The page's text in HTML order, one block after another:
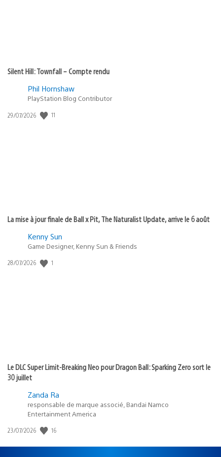
Silent Hill: Townfall – Compte rendu
Phil Hornshaw
PlayStation Blog Contributor
Date
29/07/2026 11
La mise à jour finale de Ball x Pit, The Naturalist Update, arrive le 6 août
Kenny Sun
Game Designer, Kenny Sun & Friends
Date
28/07/2026 1
Le DLC Super Limit-Breaking Neo pour Dragon Ball: Sparking Zero sort le
30 juillet
Zanda Ra
responsable de marque associé, Bandai Namco
Entertainment America
Date
publication
23/07/2026 16